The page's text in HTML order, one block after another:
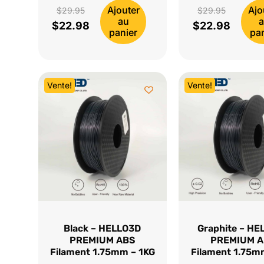
$29.95Le
prix
$29.95.
$22.98Le
est :
Ajouter
au
panier
$29.95Le
prix
$29.95.
$22.98Le
est :
Vente!
Black – HELLO3D
PREMIUM ABS
Filament 1.75mm – 1KG
Vente!
Graphite –
PREMIUM
Filament